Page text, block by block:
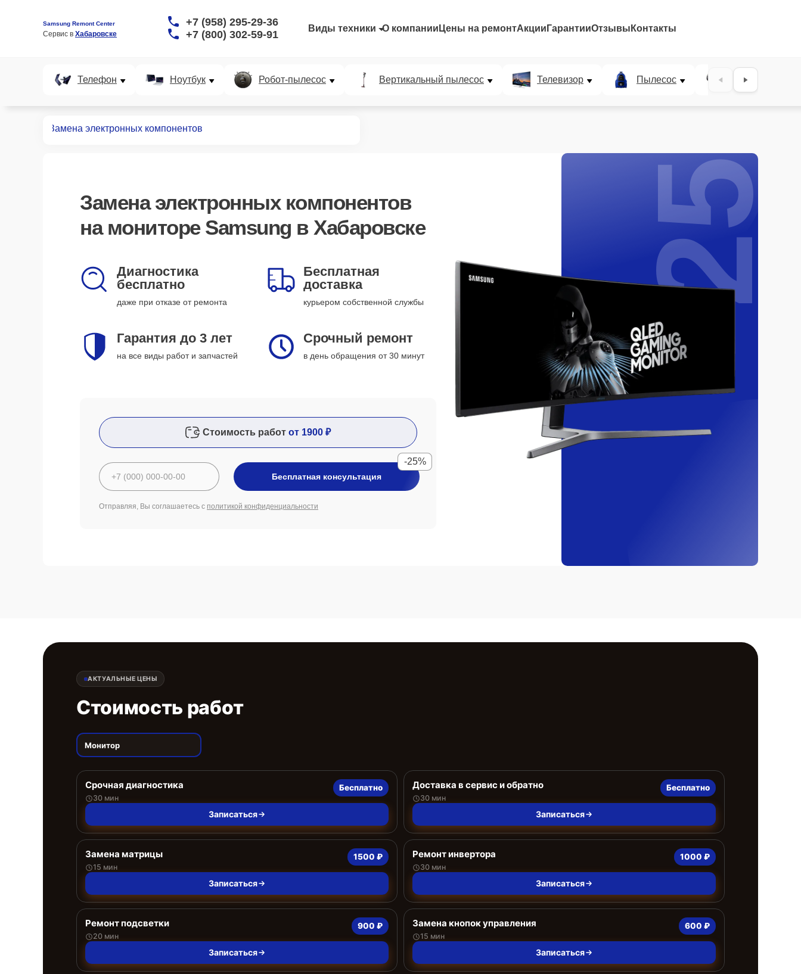
Samsung Remont Center
Сервис в Хабаровске
+7 (958) 295-29-36
+7 (800) 302-59-91
Виды техники О компании Цены на ремонтАкции ГарантииОтзывы Контакты
Телефон Ноутбук Робот-пылесос Вертикальный пылесос Телевизор Пылесос Проектор
Замена электронных компонентов
Замена электронных компонентов
на мониторе Samsung в Хабаровске
Диагностика
бесплатно
даже при отказе от ремонта
Бесплатная
доставка
курьером собственной службы
Гарантия до 3 лет
на все виды работ и запчастей
Срочный ремонт
в день обращения от 30 минут
Стоимость работ от 1900 ₽
Бесплатная консультация
-25%
Отправляя, Вы соглашаетесь с политикой конфиденциальности
25%
АКТУАЛЬНЫЕ ЦЕНЫ
Стоимость работ
Монитор
Срочная диагностика
30 мин
Бесплатно
Записаться
Доставка в сервис и обратно
30 мин
Бесплатно
Записаться
Замена матрицы
15 мин
1500 ₽
Записаться
Ремонт инвертора
30 мин
1000 ₽
Записаться
Ремонт подсветки
20 мин
900 ₽
Записаться
Замена кнопок управления
15 мин
600 ₽
Записаться